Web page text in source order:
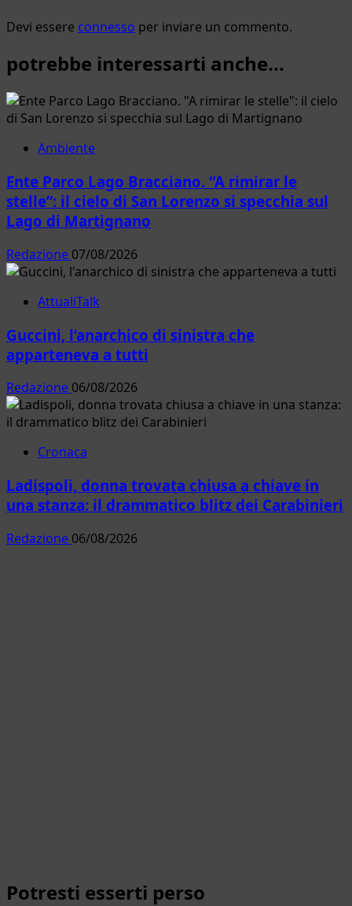
Devi essere connesso per inviare un commento.
potrebbe interessarti anche...
Ambiente
Ente Parco Lago Bracciano. “A rimirar le
stelle”: il cielo di San Lorenzo si specchia sul
Lago di Martignano
Redazione 07/08/2026
AttualiTalk
Guccini, l’anarchico di sinistra che
apparteneva a tutti
Redazione 06/08/2026
Cronaca
Ladispoli, donna trovata chiusa a chiave in
una stanza: il drammatico blitz dei Carabinieri
Redazione 06/08/2026
Potresti esserti perso